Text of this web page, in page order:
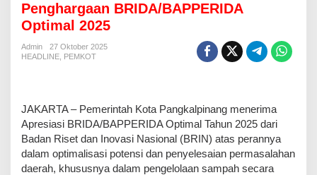
Penghargaan BRIDA/BAPPERIDA
Optimal 2025
Admin
27 Oktober 2025
HEADLINE PEMKOT
JAKARTA – Pemerintah Kota Pangkalpinang menerima
Apresiasi BRIDA/BAPPERIDA Optimal Tahun 2025 dari
Badan Riset dan Inovasi Nasional (BRIN) atas perannya
dalam optimalisasi potensi dan penyelesaian permasalahan
daerah, khususnya dalam pengelolaan sampah secara